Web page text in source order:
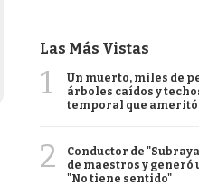
Las Más Vistas
1
Un muerto, miles de
árboles caídos y
temporal que
2
Conductor de
de maestros y generó
"No tiene sentido"